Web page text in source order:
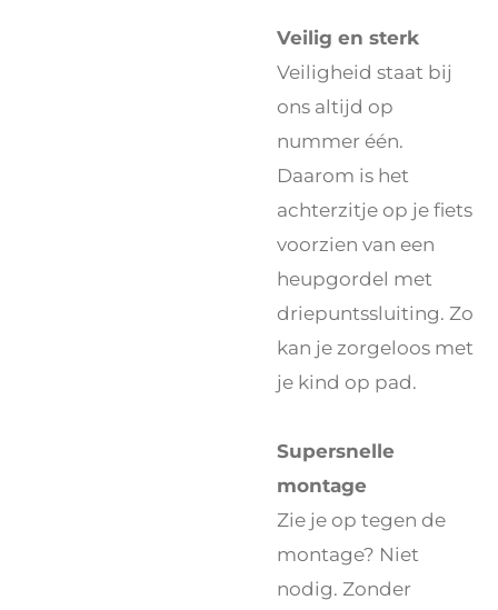
Veilig en sterk
Veiligheid staat bij
ons altijd op
nummer één.
Daarom is het
achterzitje op je fiets
voorzien van een
heupgordel met
driepuntssluiting. Zo
kan je zorgeloos met
je kind op pad.
Supersnelle
montage
Zie je op tegen de
montage? Niet
nodig. Zonder